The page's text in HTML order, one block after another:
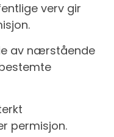
verv gir
av nærstående
permisjon.